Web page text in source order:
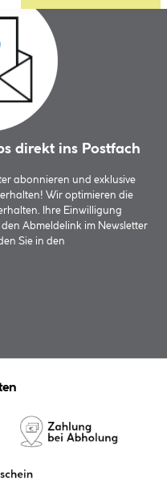
direkt ins Postfach
abonnieren und exklusive
Wir optimieren die
Ihre Einwilligung
Abmeldelink im Newsletter
Sie in den